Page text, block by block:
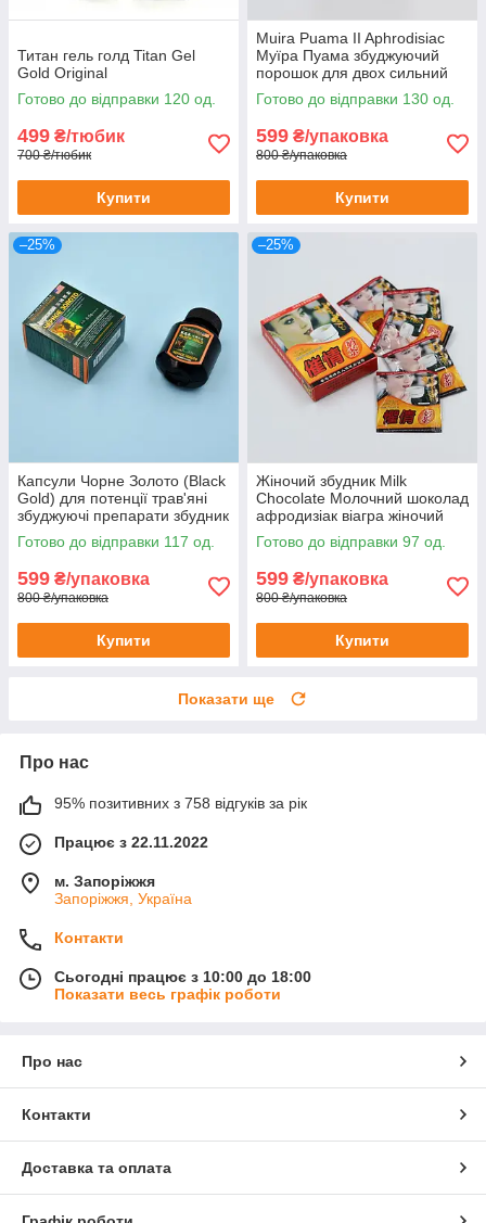
Титан гель голд Titan Gel
Gold Original
Готово до відправки 120 од.
499 ₴/тюбик
700 ₴/тюбик
Купити
Muira Puama II Aphrodisiac
Муїра Пуама збуджуючий
порошок для двох сильний
збудник для двох 10 шт
Готово до відправки 130 од.
599 ₴/упаковка
800 ₴/упаковка
Купити
–25%
Капсули Чорне Золото (Black
Gold) для потенції трав'яні
збуджуючі препарати збудник
viagra виагра 16 шт
Готово до відправки 117 од.
599 ₴/упаковка
800 ₴/упаковка
Купити
–25%
Жіночий збудник Milk
Chocolate Молочний шоколад
афродизіак віагра жіночий
напій-збудник 6 шт.
Готово до відправки 97 од.
599 ₴/упаковка
800 ₴/упаковка
Купити
Показати ще
Про нас
95% позитивних з 758 відгуків за рік
Працює з 22.11.2022
м. Запоріжжя
Запоріжжя, Україна
Контакти
Сьогодні працює з 10:00 до 18:00
Показати весь графік роботи
Про нас
Контакти
Доставка та оплата